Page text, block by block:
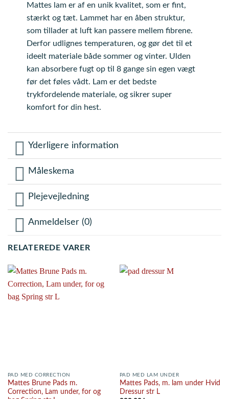
Mattes lam er af en unik kvalitet, som er fint,
stærkt og tæt. Lammet har en åben struktur,
som tillader at luft kan passere mellem fibrene.
Derfor udlignes temperaturen, og gør det til et
ideelt materiale både sommer og vinter. Ulden
kan absorbere fugt op til 8 gange sin egen vægt
før det føles vådt. Lam er det bedste
trykfordelende materiale, og sikrer super
komfort for din hest.
Yderligere information
Måleskema
Plejevejledning
Anmeldelser (0)
RELATEREDE VARER
PAD MED CORRECTION
Mattes Brune Pads m.
Correction, Lam under, for og
PAD MED LAM UNDER
Mattes Pads, m. lam under Hvid
Dressur str L